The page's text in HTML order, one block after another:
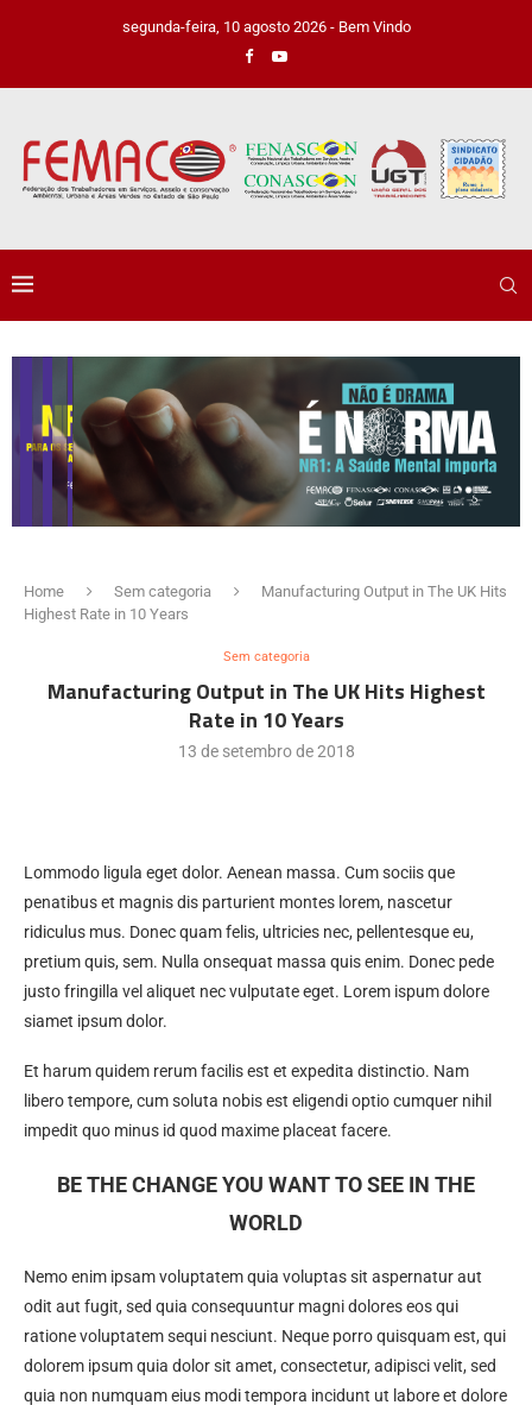
segunda-feira, 10 agosto 2026 - Bem Vindo
Home Sem categoria
Manufacturing Output in The UK Hits
Highest Rate in 10 Years
Sem categoria
Manufacturing Output in The UK Hits Highest
Rate in 10 Years
13 de setembro de 2018
Lommodo ligula eget dolor. Aenean massa. Cum sociis que
penatibus et magnis dis parturient montes lorem, nascetur
ridiculus mus. Donec quam felis, ultricies nec, pellentesque eu,
pretium quis, sem. Nulla onsequat massa quis enim. Donec pede
justo fringilla vel aliquet nec vulputate eget. Lorem ispum dolore
siamet ipsum dolor.
Et harum quidem rerum facilis est et expedita distinctio. Nam
libero tempore, cum soluta nobis est eligendi optio cumquer nihil
impedit quo minus id quod maxime placeat facere.
BE THE CHANGE YOU WANT TO SEE IN THE
WORLD
Nemo enim ipsam voluptatem quia voluptas sit aspernatur aut
odit aut fugit, sed quia consequuntur magni dolores eos qui
ratione voluptatem sequi nesciunt. Neque porro quisquam est, qui
dolorem ipsum quia dolor sit amet, consectetur, adipisci velit, sed
quia non numquam eius modi tempora incidunt ut labore et dolore